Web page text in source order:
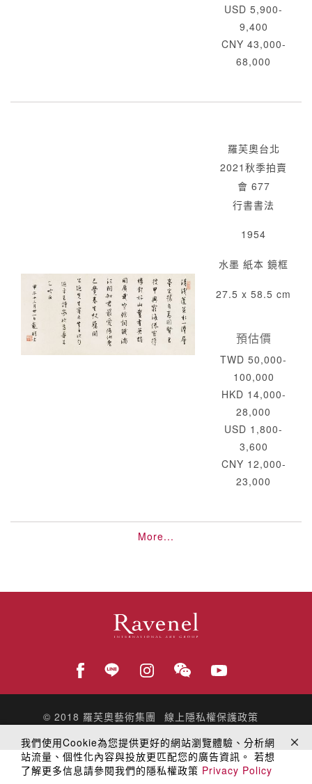
USD 5,900-
9,400
CNY 43,000-
68,000
羅芙奧台北
2021秋季拍賣
會 677
行書書法
1954
水墨 紙本 鏡框
27.5 x 58.5 cm
預估價
TWD 50,000-
100,000
HKD 14,000-
28,000
USD 1,800-
3,600
CNY 12,000-
23,000
More...
© 2018 羅芙奧藝術集團
線上隱私權保護政策
我們使用Cookie為您提供更好的網站瀏覽體驗、分析網
站流量、個性化內容與投放更匹配您的廣告資訊。 若想
了解更多信息請參閱我們的隱私權政策 Privacy Policy